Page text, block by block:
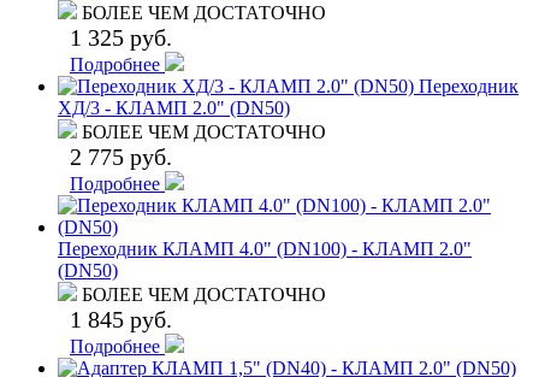
БОЛЕЕ ЧЕМ ДОСТАТОЧНО
1 325 руб.
Подробнее
Переходник
ХД/3 - КЛАМП 2.0" (DN50)
БОЛЕЕ ЧЕМ ДОСТАТОЧНО
2 775 руб.
Подробнее
Переходник КЛАМП 4.0" (DN100) - КЛАМП 2.0"
(DN50)
БОЛЕЕ ЧЕМ ДОСТАТОЧНО
1 845 руб.
Подробнее